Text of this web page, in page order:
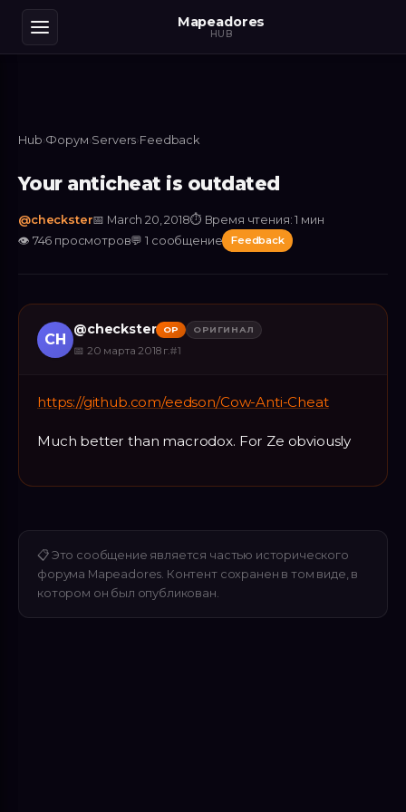
Mapeadores
HUB
Hub›Форум›Servers›Feedback
Your anticheat is outdated
@checkster📅 March 20, 2018⏱ Время чтения: 1 мин
👁 746 просмотров💬1 сообщение Feedback
CH
@checkster OP ОРИГИНАЛ
📅 20 марта 2018 г.#1
https://github.com/eedson/Cow-Anti-Cheat
Much better than macrodox. For Ze obviously
📋 Это сообщение является частью исторического
форума Mapeadores. Контент сохранен в том виде, в
котором он был опубликован.